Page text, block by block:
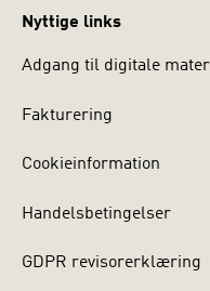
Nyttige links
Adgang til digitale
Fakturering
Cookieinformation
Handelsbetingelser
GDPR revisorerklæring